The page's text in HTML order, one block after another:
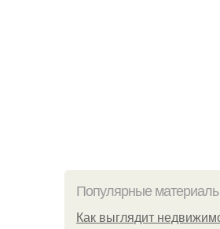
Популярные
Как выглядит